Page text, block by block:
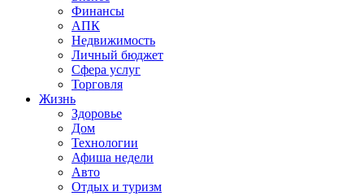
Финансы
АПК
Недвижимость
Личный бюджет
Сфера услуг
Торговля
Жизнь
Здоровье
Дом
Технологии
Афиша недели
Авто
Отдых и туризм